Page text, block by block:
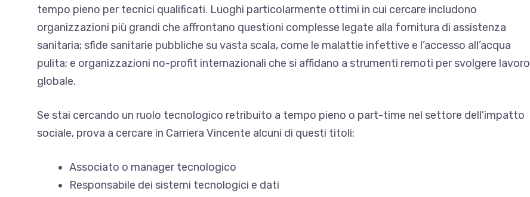
tempo pieno per tecnici qualificati. Luoghi particolarmente ottimi in cui cercare includono
organizzazioni più grandi che affrontano questioni complesse legate alla fornitura di assistenza
sanitaria; sfide sanitarie pubbliche su vasta scala, come le malattie infettive e l’accesso all’acqua
pulita; e organizzazioni no-profit internazionali che si affidano a strumenti remoti per svolgere lavoro
globale.
Se stai cercando un ruolo tecnologico retribuito a tempo pieno o part-time nel settore dell’impatto
sociale, prova a cercare in Carriera Vincente alcuni di questi titoli:
Associato o manager tecnologico
Responsabile dei sistemi tecnologici e dati